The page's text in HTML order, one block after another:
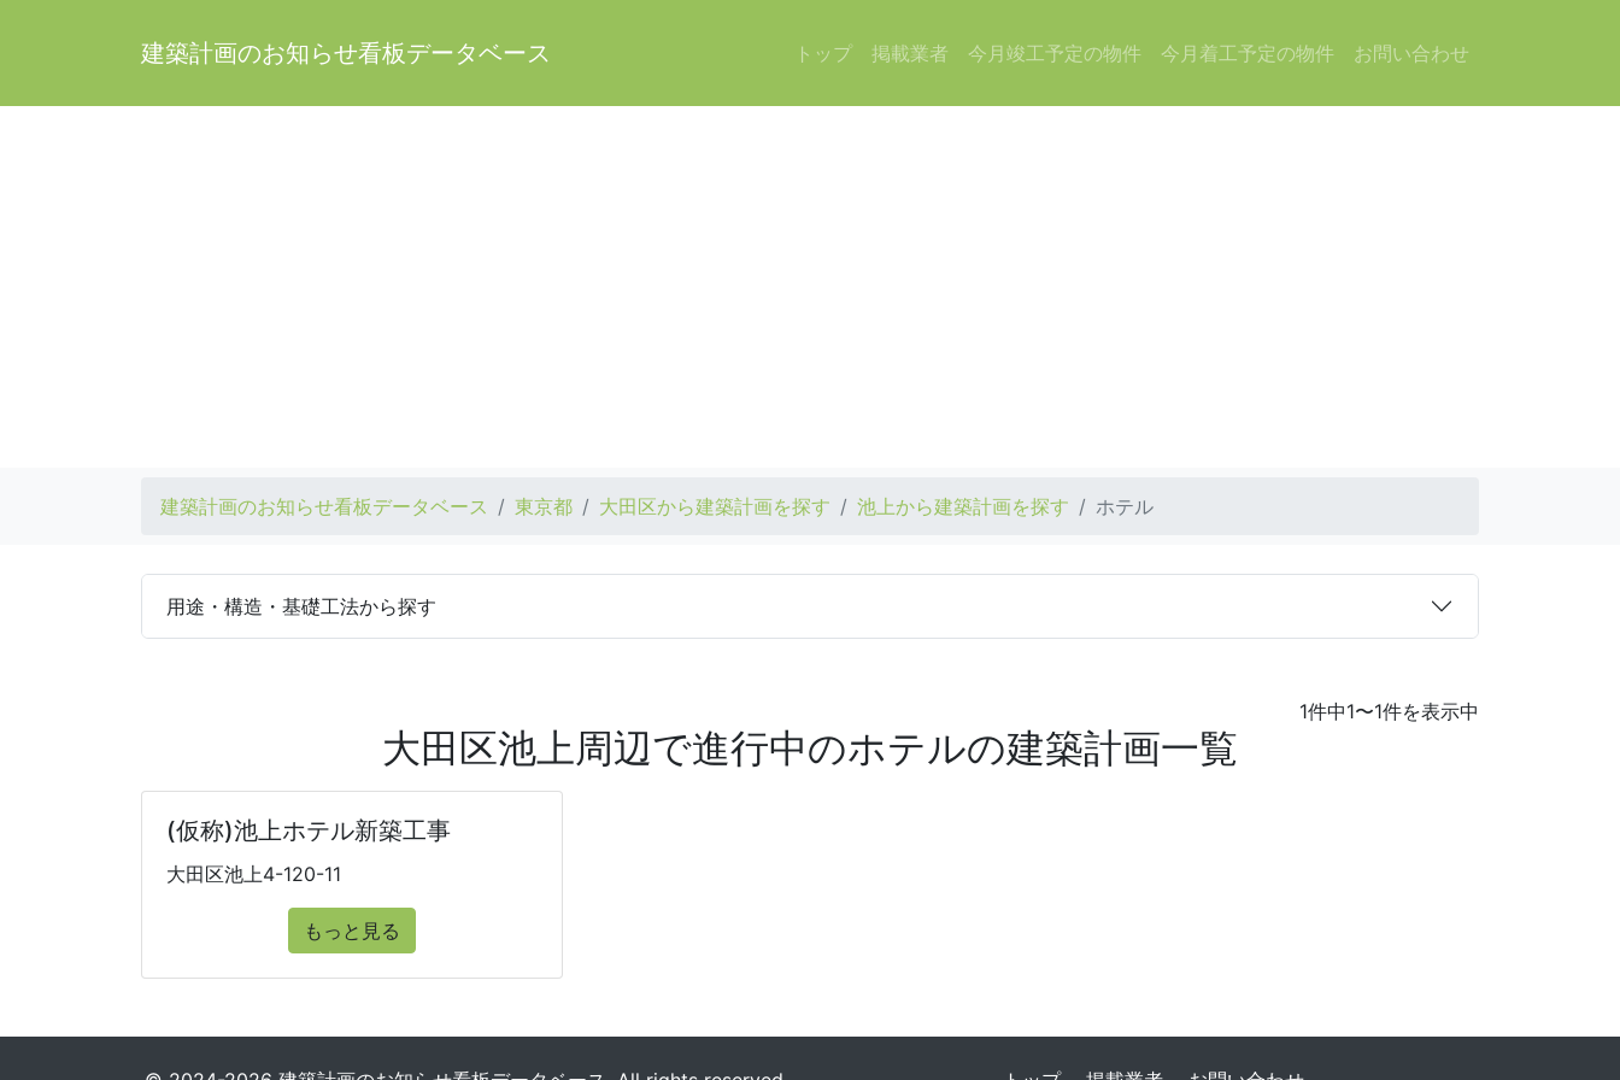
建築計画のお知らせ看板データベース トップ 掲載業者 今月竣工予定の物件 今月着工予定の物件 お問い合わせ
建築計画のお知らせ看板データベース 東京都 大田区から建築計画を探す 池上から建築計画を探す ホテル
用途・構造・基礎工法から探す
1件中1〜1件を表示中
大田区池上周辺で進行中のホテルの建築計画一覧
(仮称)池上ホテル新築工事
大田区池上4-120-11
もっと見る